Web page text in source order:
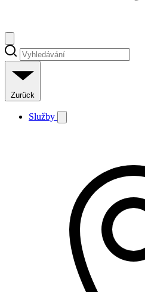
Zurück
Služby